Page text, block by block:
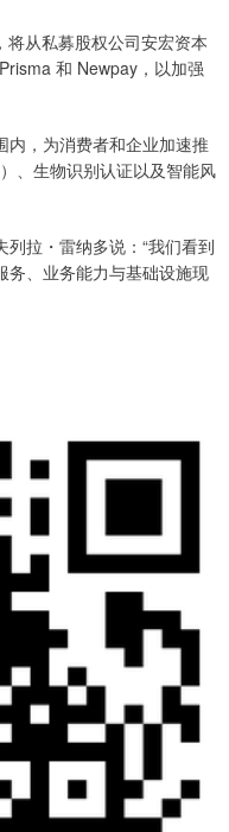
从私募股权公司安宏资本
和 Newpay，以加强
，为消费者和企业加速推
、生物识别认证以及智能风
拉・雷纳多说：“我们看到
务、业务能力与基础设施现